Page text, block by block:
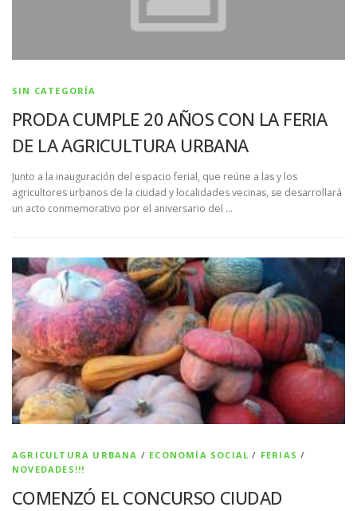
SIN CATEGORÍA
PRODA CUMPLE 20 AÑOS CON LA FERIA
DE LA AGRICULTURA URBANA
Junto a la inauguración del espacio ferial, que reúne a las y los
agricultores urbanos de la ciudad y localidades vecinas, se desarrollará
un acto conmemorativo por el aniversario del …
AGRICULTURA URBANA / ECONOMÍA SOCIAL / FERIAS /
NOVEDADES!!!
COMENZÓ EL CONCURSO CIUDAD